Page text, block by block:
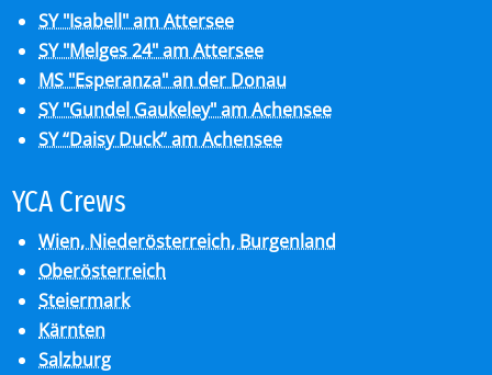
SY "Isabell" am Attersee
SY "Melges 24" am Attersee
MS "Esperanza" an der Donau
SY "Gundel Gaukeley" am Achensee
SY “Daisy Duck” am Achensee
YCA Crews
Wien, Niederösterreich, Burgenland
Oberösterreich
Steiermark
Kärnten
Salzburg